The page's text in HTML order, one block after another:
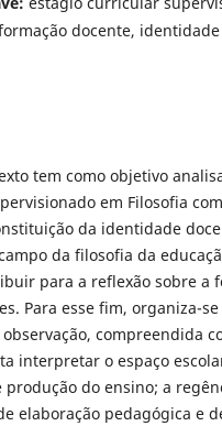
docente,
tem como objetivo
em Filosofia
da identidade
da filosofia da
para a reflexão sobre a
Para esse fim, organiza-
compreendida
interpretar o espaço
produção do ensino; a
elaboração pedagógica e